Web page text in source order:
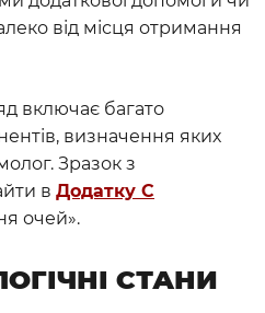
від місця отримання
включає багато
визначення яких
Зразок з
в Додатку C
очей».
СТАНИ